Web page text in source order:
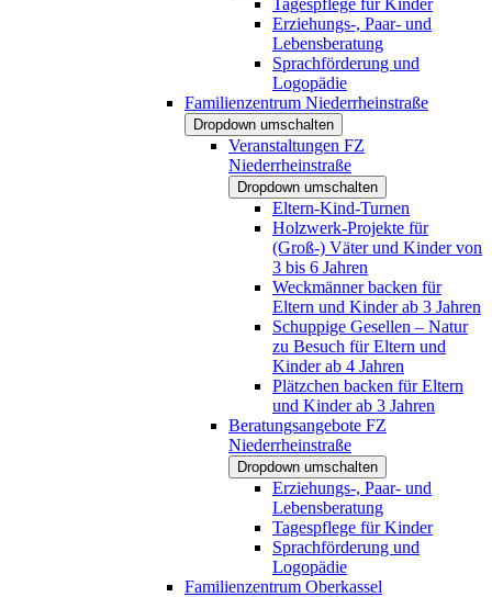
Erziehungs-, Paar- und
Lebensberatung
Sprachförderung und
Logopädie
Familienzentrum Niederrheinstraße
Dropdown umschalten
Veranstaltungen FZ
Niederrheinstraße
Dropdown umschalten
Eltern-Kind-Turnen
Holzwerk-Projekte für
(Groß-) Väter und Kinder von
3 bis 6 Jahren
Weckmänner backen für
Eltern und Kinder ab 3 Jahren
Schuppige Gesellen – Natur
zu Besuch für Eltern und
Kinder ab 4 Jahren
Plätzchen backen für Eltern
und Kinder ab 3 Jahren
Beratungsangebote FZ
Niederrheinstraße
Dropdown umschalten
Erziehungs-, Paar- und
Lebensberatung
Tagespflege für Kinder
Sprachförderung und
Logopädie
Familienzentrum Oberkassel